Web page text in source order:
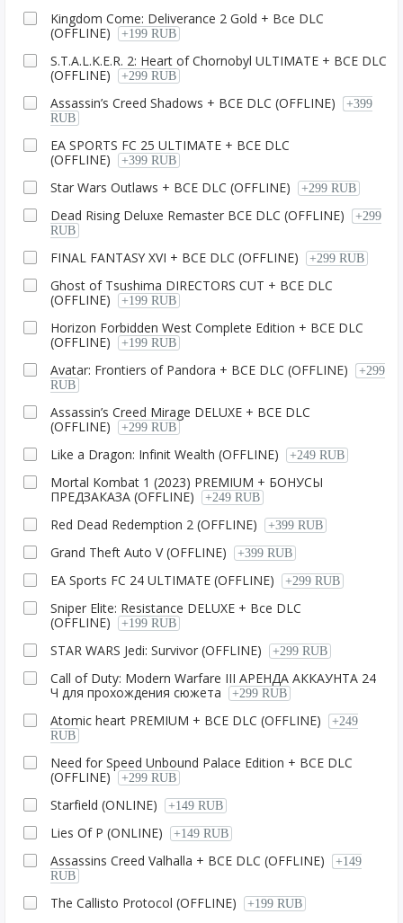
Kingdom Come: Deliverance 2 Gold + Все DLC
(OFFLINE)
+199 RUB
S.T.A.L.K.E.R. 2: Heart of Chornobyl ULTIMATE + ВСЕ DLC
(OFFLINE)
+299 RUB
Assassin’s Creed Shadows + ВСЕ DLC (OFFLINE)
+399
RUB
EA SPORTS FC 25 ULTIMATE + ВСЕ DLC
(OFFLINE)
+399 RUB
Star Wars Outlaws + ВСЕ DLC (OFFLINE) +299 RUB
Dead Rising Deluxe Remaster ВСЕ DLC (OFFLINE)
+299
RUB
FINAL FANTASY XVI + ВСЕ DLC (OFFLINE) +299 RUB
Ghost of Tsushima DIRECTORS CUT + ВСЕ DLC
(OFFLINE)
+199 RUB
Horizon Forbidden West Complete Edition + ВСЕ DLC
(OFFLINE)
+199 RUB
Avatar: Frontiers of Pandora + ВСЕ DLC (OFFLINE)
+299
RUB
Assassin’s Creed Mirage DELUXE + ВСЕ DLC
(OFFLINE)
+299 RUB
Like a Dragon: Infinit Wealth (OFFLINE) +249 RUB
Mortal Kombat 1 (2023) PREMIUM + БОНУСЫ
ПРЕДЗАКАЗА (OFFLINE)
+249 RUB
Red Dead Redemption 2 (OFFLINE) +399 RUB
Grаnd Theft Auto V (OFFLINE) +399 RUB
EA Sports FC 24 ULTIMATE (OFFLINE) +299 RUB
Sniper Elite: Resistance DELUXE + Все DLC
(OFFLINE)
+199 RUB
STAR WARS Jedi: Survivor (OFFLINE) +299 RUB
Call of Duty: Modern Warfare III АРЕНДА АККАУНТА 24
Ч для прохождения сюжета
+299 RUB
Atomic heart PREMIUM + ВСЕ DLC (OFFLINE)
+249
RUB
Need for Speed Unbound Palace Edition + ВСЕ DLC
(OFFLINE)
+299 RUB
Starfield (ONLINE) +149 RUB
Lies Of P (ONLINE) +149 RUB
Assassins Creed Valhalla + ВСЕ DLC (OFFLINE)
+149
RUB
The Callisto Protocol (OFFLINE) +199 RUB